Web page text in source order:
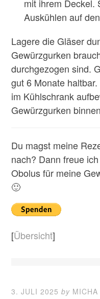
mit ihrem Deckel.
Auskühlen auf
Lagere die Gläser
Gewürzgurken
durchgezogen sind.
gut 6 Monate
im Kühlschrank
Gewürzgurken
Du magst meine
nach? Dann freue
Obolus für meine
🙂
[Übersicht]
3. JULI 2025 by MICHA